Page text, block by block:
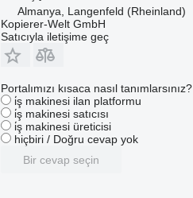
Almanya, Langenfeld (Rheinland)
Kopierer-Welt GmbH
Satıcıyla iletişime geç
Portalımızı kısaca nasıl tanımlarsınız?
i̇ş makinesi ilan platformu
i̇ş makinesi satıcısı
i̇ş makinesi üreticisi
hiçbiri / Doğru cevap yok
Bir cevap seçin